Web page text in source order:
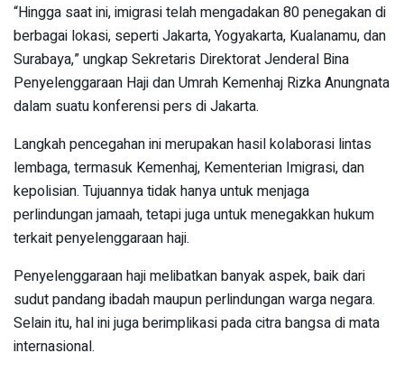
“Hingga saat ini, imigrasi telah mengadakan 80 penegakan di
berbagai lokasi, seperti Jakarta, Yogyakarta, Kualanamu, dan
Surabaya,” ungkap Sekretaris Direktorat Jenderal Bina
Penyelenggaraan Haji dan Umrah Kemenhaj Rizka Anungnata
dalam suatu konferensi pers di Jakarta.
Langkah pencegahan ini merupakan hasil kolaborasi lintas
lembaga, termasuk Kemenhaj, Kementerian Imigrasi, dan
kepolisian. Tujuannya tidak hanya untuk menjaga
perlindungan jamaah, tetapi juga untuk menegakkan hukum
terkait penyelenggaraan haji.
Penyelenggaraan haji melibatkan banyak aspek, baik dari
sudut pandang ibadah maupun perlindungan warga negara.
Selain itu, hal ini juga berimplikasi pada citra bangsa di mata
internasional.